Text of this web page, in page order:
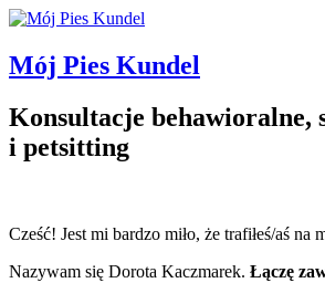
Mój Pies Kundel
Konsultacje behawioralne,
i petsitting
Cześć! Jest mi bardzo miło, że trafiłeś/aś na
Nazywam się Dorota Kaczmarek. Łączę